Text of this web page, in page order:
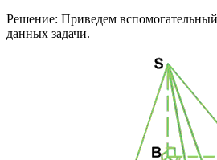
Решение: Приведем
данных задачи.